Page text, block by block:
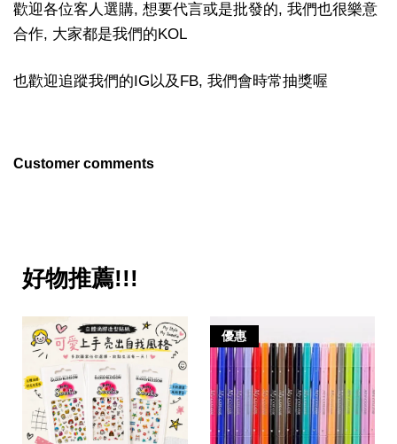
歡迎各位客人選購, 想要代言或是批發的, 我們也很樂意
合作, 大家都是我們的KOL
也歡迎追蹤我們的IG以及FB, 我們會時常抽獎喔
Customer comments
好物推薦!!!
優惠